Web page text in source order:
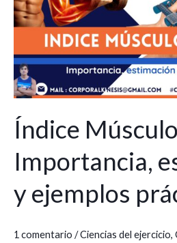
Índice
Importancia,
y ejemplos
1 comentario /Ciencias del ejercicio,
Importancia,
estimación
ejemplos
prácticos